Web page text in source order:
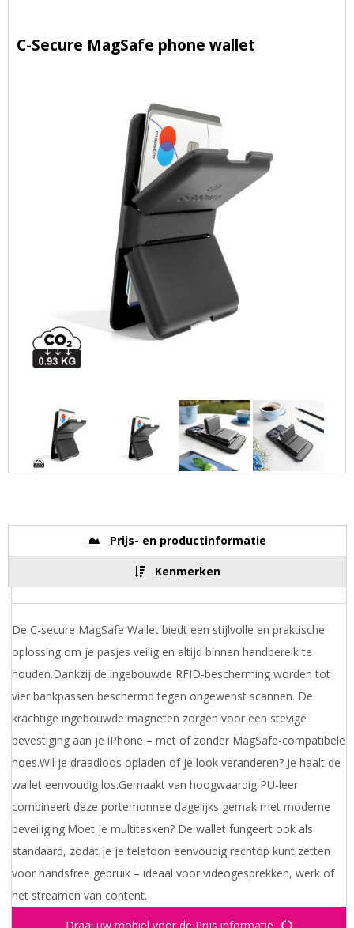
C-Secure MagSafe phone wallet
Prijs- en productinformatie
Kenmerken
De C-secure MagSafe Wallet biedt een stijlvolle en praktische
oplossing om je pasjes veilig en altijd binnen handbereik te
houden.Dankzij de ingebouwde RFID-bescherming worden tot
vier bankpassen beschermd tegen ongewenst scannen. De
krachtige ingebouwde magneten zorgen voor een stevige
bevestiging aan je iPhone – met of zonder MagSafe-compatibele
hoes.Wil je draadloos opladen of je look veranderen? Je haalt de
wallet eenvoudig los.Gemaakt van hoogwaardig PU-leer
combineert deze portemonnee dagelijks gemak met moderne
beveiliging.Moet je multitasken? De wallet fungeert ook als
standaard, zodat je je telefoon eenvoudig rechtop kunt zetten
voor handsfree gebruik – ideaal voor videogesprekken, werk of
het streamen van content.